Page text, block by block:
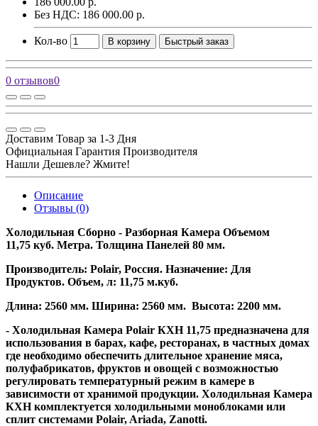
Без НДС: 186 000.00 р.
Кол-во В корзину Быстрый заказ
0 отзывов0
Доставим Товар за 1-3 Дня
Официальная Гарантия Производителя
Нашли Дешевле? Жмите!
Описание
Отзывы (0)
Холодильная Сборно - Разборная Камера Объемом
11,75 куб. Метра. Толщина Панелей 80 мм.
Производитель: Polair, Россия. Назначение: Для
Продуктов. Объем, л: 11,75 м.куб.
Длина: 2560 мм. Ширина: 2560 мм. Высота: 2200 мм.
- Холодильная Камера Polair КХН 11,75 предназначена для
использования в барах, кафе, ресторанах, в частных домах
где необходимо обеспечить длительное хранение мяса,
полуфабрикатов, фруктов и овощей с возможностью
регулировать температурный режим в камере в
зависимости от хранимой продукции. Холодильная Камера
КХН комплектуется холодильными моноблоками или
сплит системами Polair, Ariada, Zanotti.